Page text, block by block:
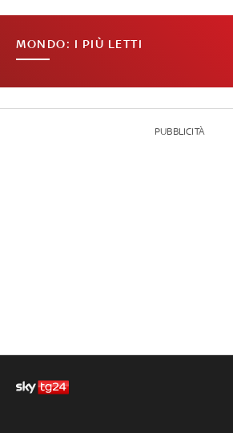
MONDO: I PIÙ LETTI
PUBBLICITÀ